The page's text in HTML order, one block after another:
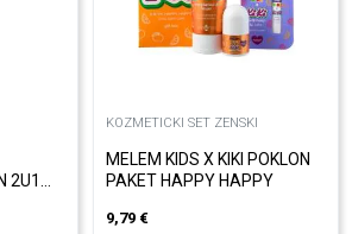
2U1
KOZMETICKI SET ZENSKI
MELEM KIDS X KIKI POKLON
PAKET HAPPY HAPPY
9,79 €